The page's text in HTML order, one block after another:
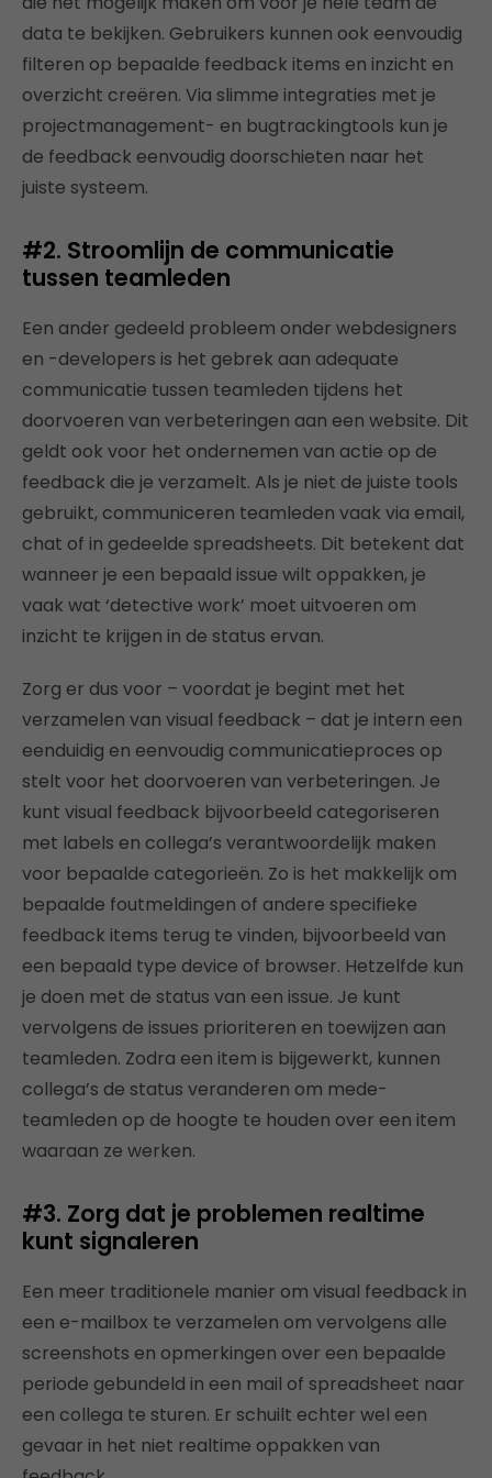
data te bekijken. Gebruikers kunnen ook eenvoudig
filteren op bepaalde feedback items en inzicht en
overzicht creëren. Via slimme integraties met je
projectmanagement- en bugtrackingtools kun je
de feedback eenvoudig doorschieten naar het
juiste systeem.
#2. Stroomlijn de communicatie
tussen teamleden
Een ander gedeeld probleem onder webdesigners
en -developers is het gebrek aan adequate
communicatie tussen teamleden tijdens het
doorvoeren van verbeteringen aan een website. Dit
geldt ook voor het ondernemen van actie op de
feedback die je verzamelt. Als je niet de juiste tools
gebruikt, communiceren teamleden vaak via email,
chat of in gedeelde spreadsheets. Dit betekent dat
wanneer je een bepaald issue wilt oppakken, je
vaak wat ‘detective work’ moet uitvoeren om
inzicht te krijgen in de status ervan.
Zorg er dus voor – voordat je begint met het
verzamelen van visual feedback – dat je intern een
eenduidig en eenvoudig communicatieproces op
stelt voor het doorvoeren van verbeteringen. Je
kunt visual feedback bijvoorbeeld categoriseren
met labels en collega’s verantwoordelijk maken
voor bepaalde categorieën. Zo is het makkelijk om
bepaalde foutmeldingen of andere specifieke
feedback items terug te vinden, bijvoorbeeld van
een bepaald type device of browser. Hetzelfde kun
je doen met de status van een issue. Je kunt
vervolgens de issues prioriteren en toewijzen aan
teamleden. Zodra een item is bijgewerkt, kunnen
collega’s de status veranderen om mede-
teamleden op de hoogte te houden over een item
waaraan ze werken.
#3. Zorg dat je problemen realtime
kunt signaleren
Een meer traditionele manier om visual feedback in
een e-mailbox te verzamelen om vervolgens alle
screenshots en opmerkingen over een bepaalde
periode gebundeld in een mail of spreadsheet naar
een collega te sturen. Er schuilt echter wel een
gevaar in het niet realtime oppakken van